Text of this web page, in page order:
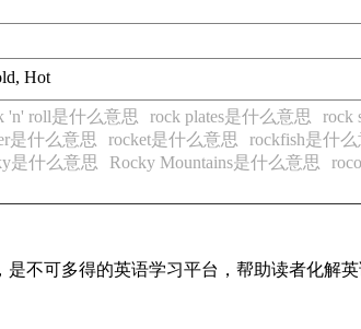
Hot
'n' roll是什么意思 rock plates是什么意思 rock
是什么意思 rocket是什么意思 rockfish是什么
是什么意思 Rocky Mountains是什么意思
不可多得的英语学习平台，帮助读者化解英